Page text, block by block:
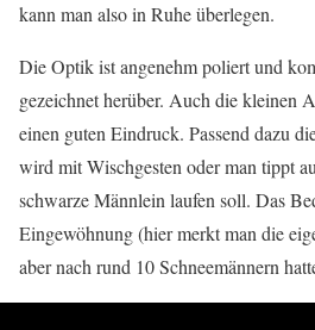
kann man also in Ruhe überlegen.
Die Optik ist angenehm poliert und
gezeichnet herüber. Auch die kleinen
einen guten Eindruck. Passend dazu
wird mit Wischgesten oder man tippt
schwarze Männlein laufen soll. Das
Eingewöhnung (hier merkt man die
aber nach rund 10 Schneemännern